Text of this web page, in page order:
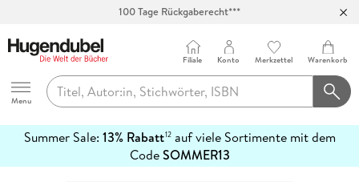
Abholung in über 100 Filialen
Hugendubel
Menu
Filiale Konto Merkzettel Warenkorb
Summer Sale: 13% Rabatt12auf viele Sortimente mit dem
CodeSOMMER13
erfahren